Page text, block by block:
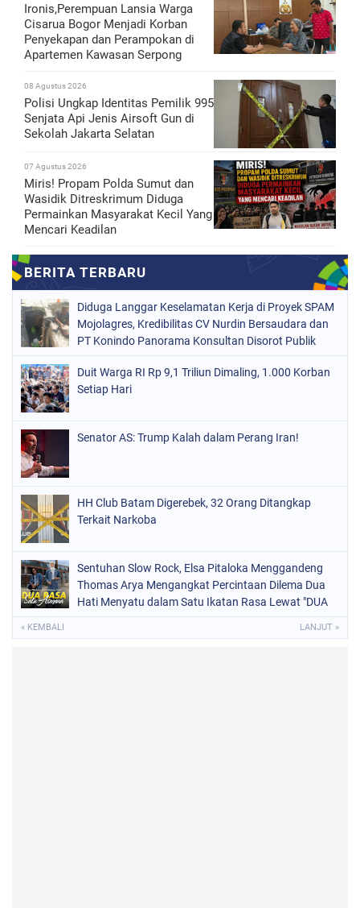
Ironis,Perempuan Lansia Warga
Cisarua Bogor Menjadi Korban
Penyekapan dan Perampokan di
Apartemen Kawasan Serpong
08 Agustus 2026
Polisi Ungkap Identitas Pemilik 995
Senjata Api Jenis Airsoft Gun di
Sekolah Jakarta Selatan
07 Agustus 2026
Miris! Propam Polda Sumut dan
Wasidik Ditreskrimum Diduga
Permainkan Masyarakat Kecil Yang
Mencari Keadilan
Diduga Langgar Keselamatan Kerja di Proyek SPAM
Mojolagres, Kredibilitas CV Nurdin Bersaudara dan
PT Konindo Panorama Konsultan Disorot Publik
Duit Warga RI Rp 9,1 Triliun Dimaling, 1.000 Korban
Setiap Hari
Senator AS: Trump Kalah dalam Perang Iran!
HH Club Batam Digerebek, 32 Orang Ditangkap
Terkait Narkoba
Sentuhan Slow Rock, Elsa Pitaloka Menggandeng
Thomas Arya Mengangkat Percintaan Dilema Dua
Hati Menyatu dalam Satu Ikatan Rasa Lewat "DUA
« KEMBALI LANJUT »